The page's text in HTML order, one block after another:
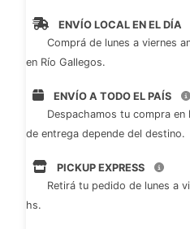
ENVÍO LOCAL EN EL DÍA
Comprá de lunes a viernes
en Río Gallegos.
ENVÍO A TODO EL PAÍS
Despachamos tu compra
de entrega depende del destino.
PICKUP EXPRESS
Retirá tu pedido de lunes a
hs.